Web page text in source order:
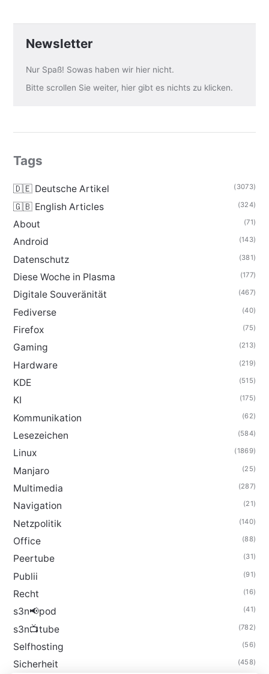
Newsletter
Nur Spaß! Sowas haben wir hier nicht.
Bitte scrollen Sie weiter, hier gibt es nichts zu klicken.
Tags
🇩🇪 Deutsche Artikel (3073)
🇬🇧 English Articles (324)
About (71)
Android (143)
Datenschutz (381)
Diese Woche in Plasma (177)
Digitale Souveränität (467)
Fediverse (40)
Firefox (75)
Gaming (213)
Hardware (219)
KDE (515)
KI (175)
Kommunikation (62)
Lesezeichen (584)
Linux (1869)
Manjaro (25)
Multimedia (287)
Navigation (21)
Netzpolitik (140)
Office (88)
Peertube (31)
Publii (91)
Recht (16)
s3n📢pod (41)
s3n📺tube (782)
Selfhosting (56)
Sicherheit (458)